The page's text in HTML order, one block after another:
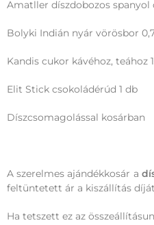
Amatller díszdobozos spanyol
Bolyki Indián nyár vörösbor
Kandis cukor kávéhoz, teához
Elit Stick csokoládérúd 1 db
Díszcsomagolással kosárban
A szerelmes ajándékkosár a
feltüntetett ár a kiszállítás
Ha tetszett ez az